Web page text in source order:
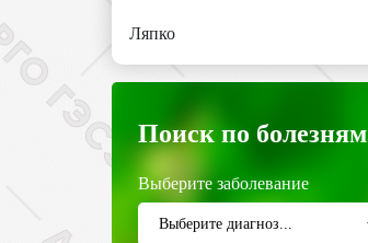
Ляпко
Поиск по болезням
Выберите заболевание